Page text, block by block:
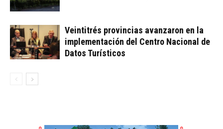
Veintitrés provincias avanzaron en la
implementación del Centro Nacional de
Datos Turísticos